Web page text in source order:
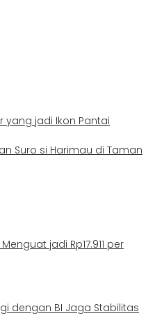
yang jadi Ikon Pantai
Suro si Harimau di Taman
jadi Rp17.911 per
dengan BI Jaga Stabilitas